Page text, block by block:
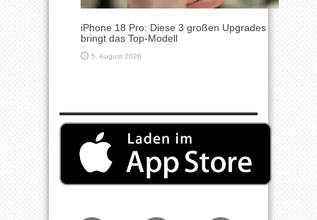
iPhone 18 Pro: Diese 3 großen Upgrades
bringt das Top-Modell
5. August 2026